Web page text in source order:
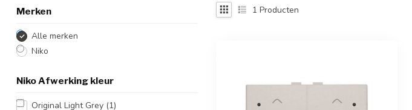
Merken
Alle merken
Niko
Niko Afwerking kleur
Original Light Grey (1)
1 Producten